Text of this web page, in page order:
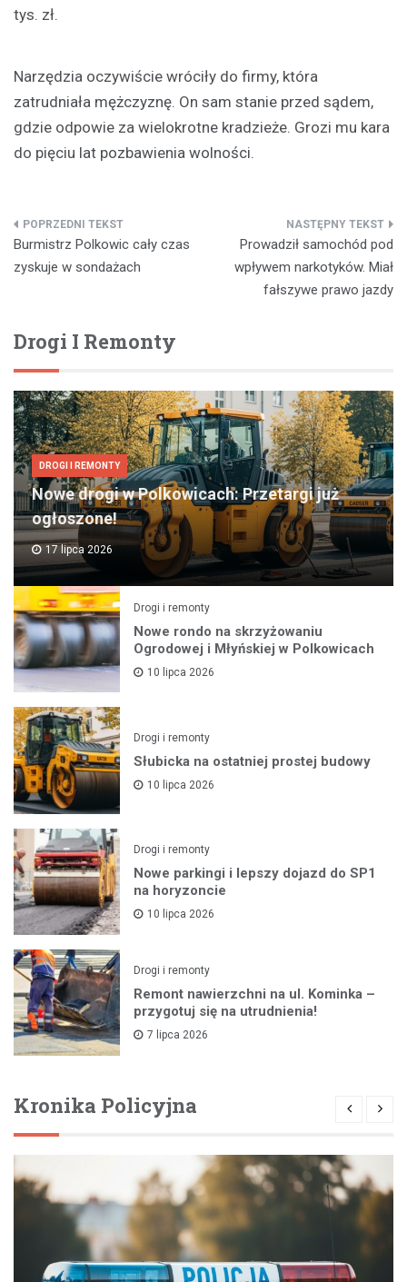
tys. zł.
Narzędzia oczywiście wróciły do firmy, która
zatrudniała mężczyznę. On sam stanie przed sądem,
gdzie odpowie za wielokrotne kradzieże. Grozi mu kara
do pięciu lat pozbawienia wolności.
Nawigacja
wpisu
Burmistrz Polkowic cały czas
zyskuje w sondażach
Prowadził samochód pod
wpływem narkotyków. Miał
fałszywe prawo jazdy
Drogi I Remonty
DROGI I REMONTY
Nowe drogi w Polkowicach: Przetargi już
ogłoszone!
17 lipca 2026
Drogi i remonty
Nowe rondo na skrzyżowaniu
Ogrodowej i Młyńskiej w Polkowicach
10 lipca 2026
Drogi i remonty
Słubicka na ostatniej prostej budowy
10 lipca 2026
Drogi i remonty
Nowe parkingi i lepszy dojazd do SP1
na horyzoncie
10 lipca 2026
Drogi i remonty
Remont nawierzchni na ul. Kominka –
przygotuj się na utrudnienia!
7 lipca 2026
Kronika Policyjna